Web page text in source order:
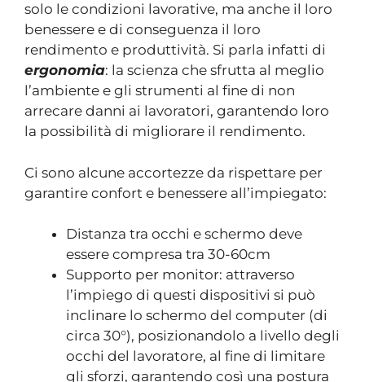
solo le condizioni lavorative, ma anche il loro
benessere e di conseguenza il loro
rendimento e produttività. Si parla infatti di
ergonomia: la scienza che sfrutta al meglio
l’ambiente e gli strumenti al fine di non
arrecare danni ai lavoratori, garantendo loro
la possibilità di migliorare il rendimento.
Ci sono alcune accortezze da rispettare per
garantire confort e benessere all’impiegato:
Distanza tra occhi e schermo deve
essere compresa tra 30-60cm
Supporto per monitor: attraverso
l’impiego di questi dispositivi si può
inclinare lo schermo del computer (di
circa 30°), posizionandolo a livello degli
occhi del lavoratore, al fine di limitare
gli sforzi, garantendo così una postura